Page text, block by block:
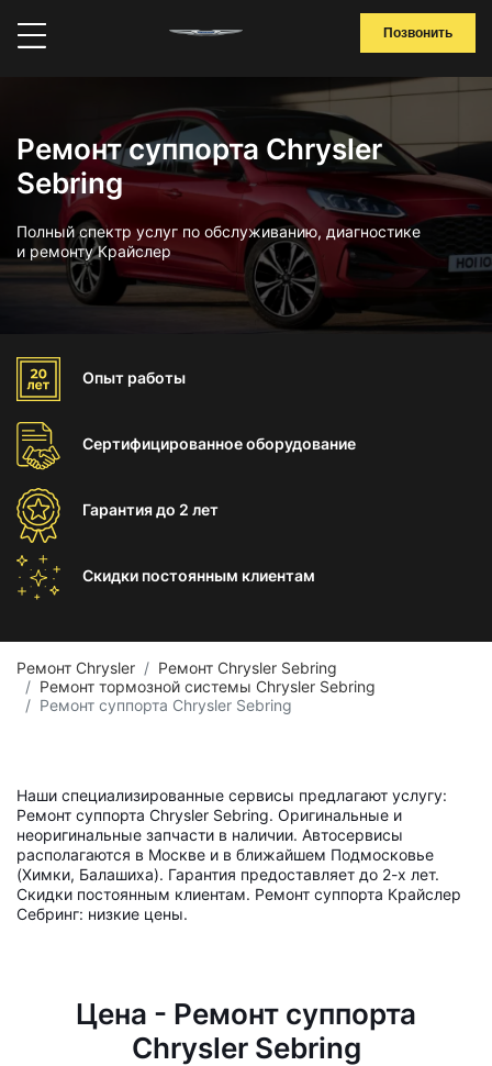
Позвонить
Ремонт суппорта Chrysler
Sebring
Полный спектр услуг по обслуживанию, диагностике
и ремонту Крайслер
Опыт работы
Сертифицированноеоборудование
Гарантиядо 2 лет
Скидки постоянным клиентам
Ремонт Chrysler
Ремонт Chrysler Sebring
Ремонт тормозной системы Chrysler Sebring
Ремонт суппорта Chrysler Sebring
Наши специализированные сервисы предлагают услугу:
Ремонт суппорта Chrysler Sebring. Оригинальные и
неоригинальные запчасти в наличии. Автосервисы
располагаются в Москве и в ближайшем Подмосковье
(Химки, Балашиха). Гарантия предоставляет до 2-х лет.
Скидки постоянным клиентам. Ремонт суппорта Крайслер
Себринг: низкие цены.
Цена - Ремонт суппорта
Chrysler Sebring